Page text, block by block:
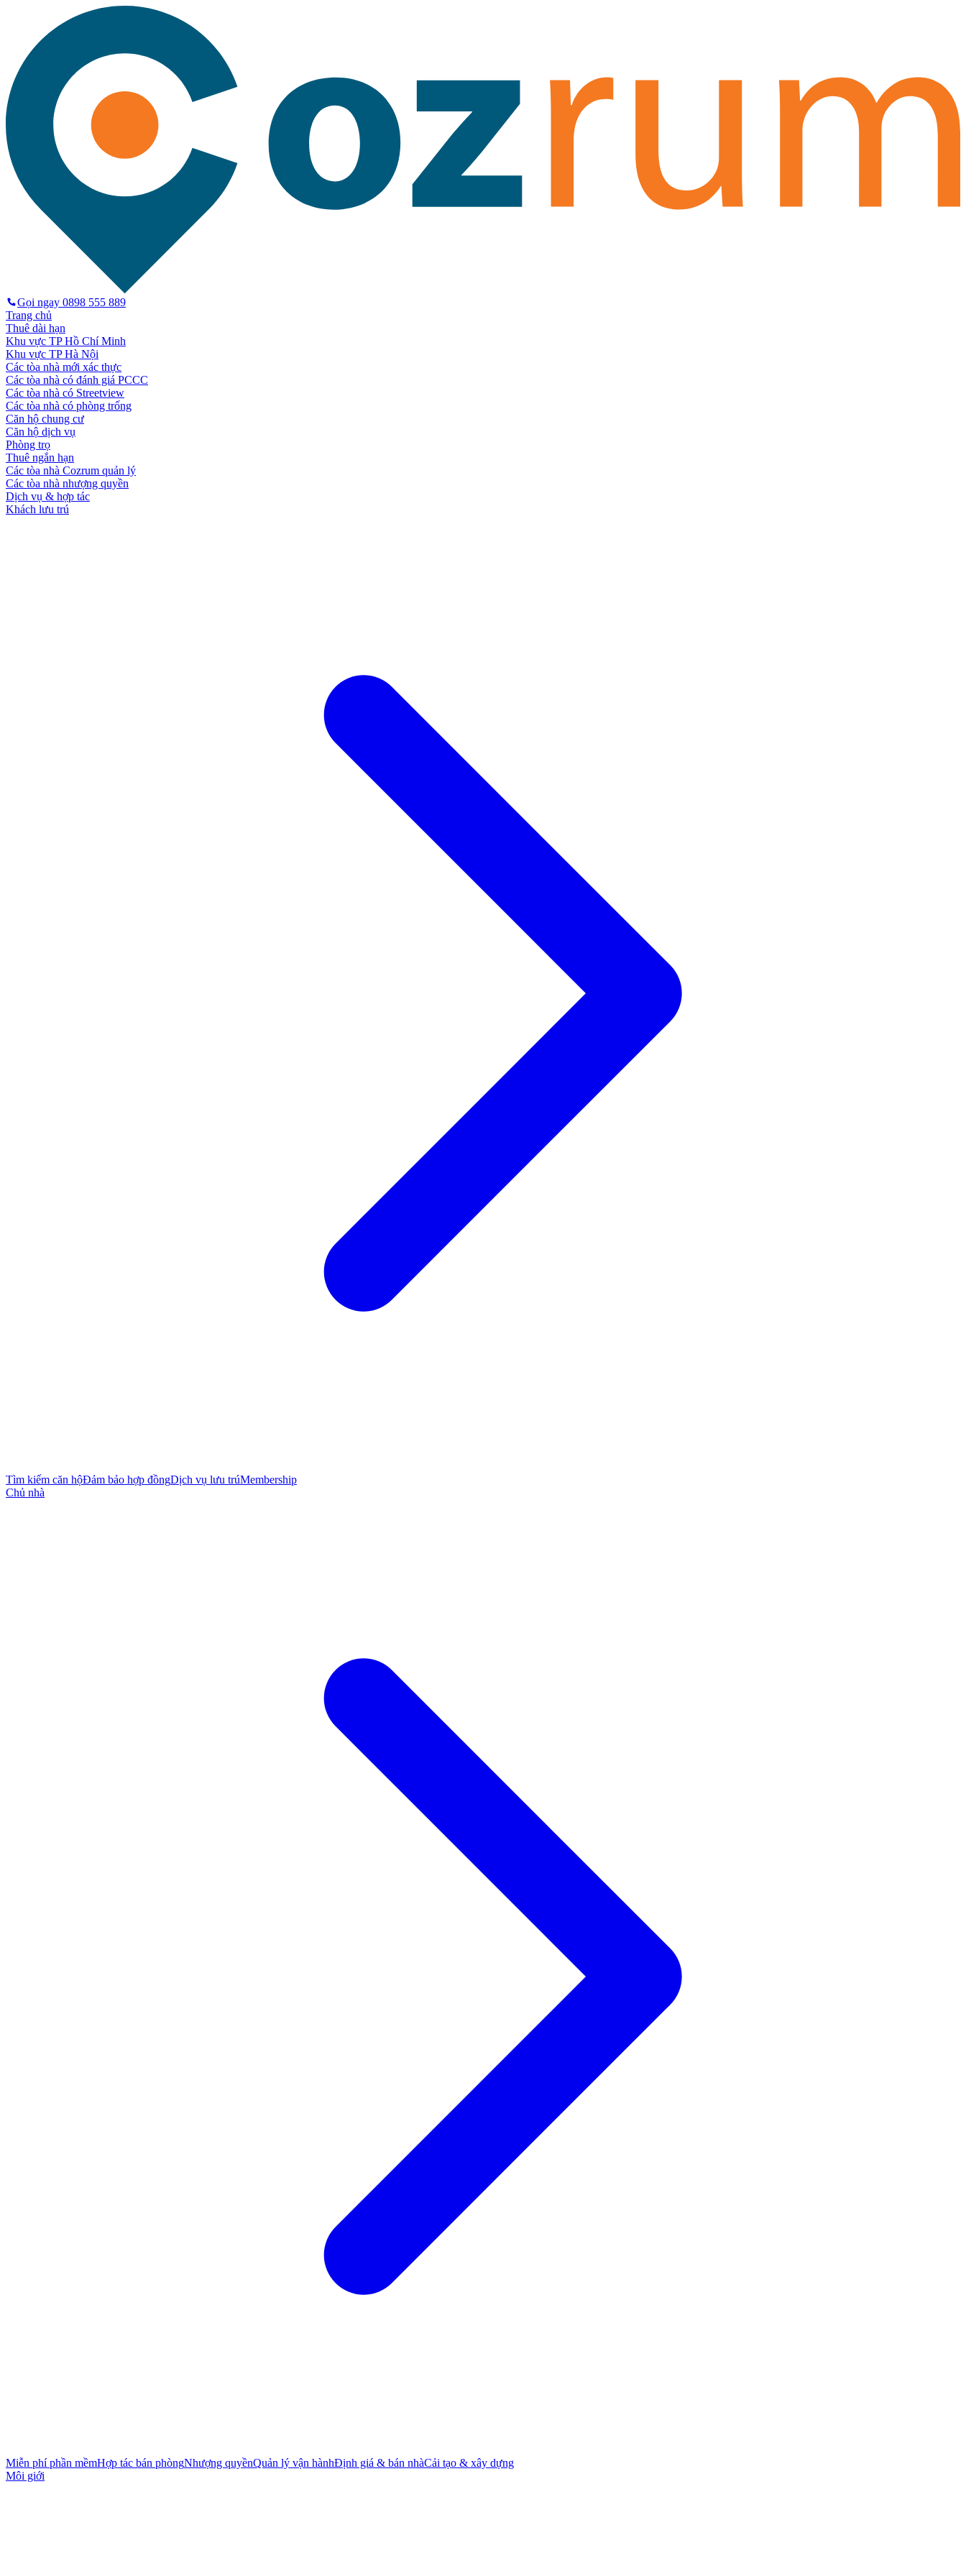
Gọi ngay 0898 555 889
Trang chủ
Thuê dài hạn
Khu vực TP Hồ Chí Minh
Khu vực TP Hà Nội
Các tòa nhà mới xác thực
Các tòa nhà có đánh giá PCCC
Các tòa nhà có Streetview
Các tòa nhà có phòng trống
Căn hộ chung cư
Căn hộ dịch vụ
Phòng trọ
Thuê ngắn hạn
Các tòa nhà Cozrum quản lý
Các tòa nhà nhượng quyền
Dịch vụ & hợp tác
Khách lưu trú
Tìm kiếm căn hộĐảm bảo hợp đồngDịch vụ lưu trúMembership
Chủ nhà
Miễn phí phần mềmHợp tác bán phòngNhượng quyềnQuản lý vận hànhĐịnh giá & bán nhàCải tạo & xây dựng
Môi giới